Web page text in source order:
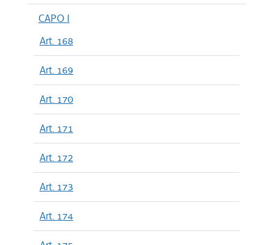
CAPO I
Art. 168
Art. 169
Art. 170
Art. 171
Art. 172
Art. 173
Art. 174